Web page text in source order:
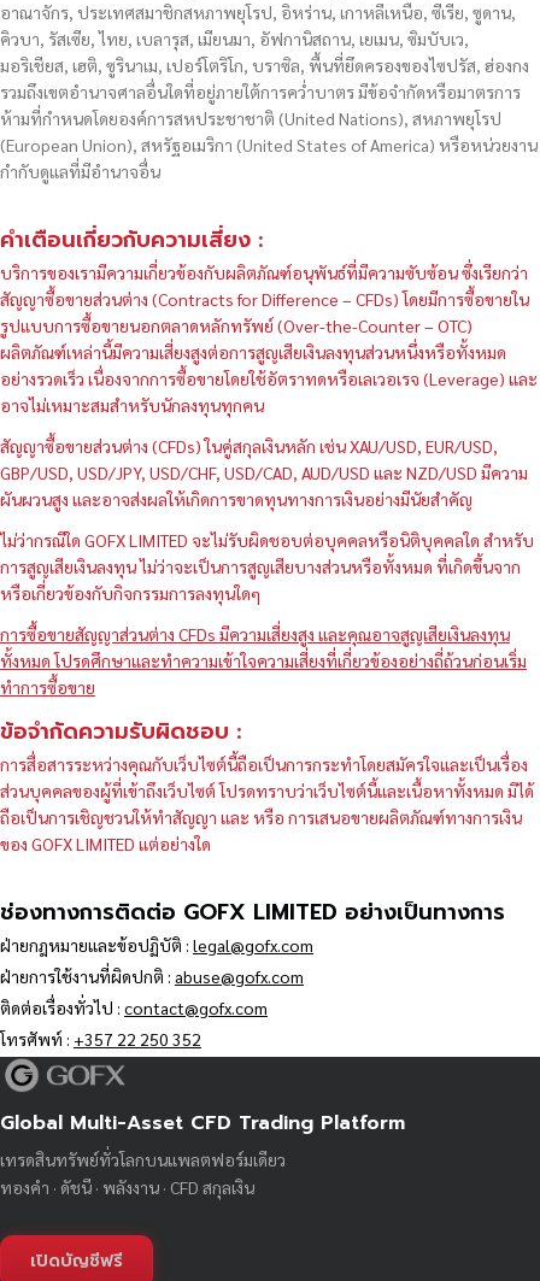
อาณาจักร, ประเทศสมาชิกสหภาพยุโรป, อิหร่าน, เกาหลีเหนือ, ซีเรีย, ซูดาน,
คิวบา, รัสเซีย, ไทย, เบลารุส, เมียนมา, อัฟกานิสถาน, เยเมน, ซิมบับเว,
มอริเชียส, เฮติ, ซูรินาเม, เปอร์โตริโก, บราซิล, พื้นที่ยึดครองของไซปรัส, ฮ่องกง
รวมถึงเขตอำนาจศาลอื่นใดที่อยู่ภายใต้การคว่ำบาตร มีข้อจำกัดหรือมาตรการ
ห้ามที่กำหนดโดยองค์การสหประชาชาติ (United Nations), สหภาพยุโรป
(European Union), สหรัฐอเมริกา (United States of America) หรือหน่วยงาน
กำกับดูแลที่มีอำนาจอื่น
คำเตือนเกี่ยวกับความเสี่ยง :
บริการของเรามีความเกี่ยวข้องกับผลิตภัณฑ์อนุพันธ์ที่มีความซับซ้อน ซึ่งเรียกว่า
สัญญาซื้อขายส่วนต่าง (Contracts for Difference – CFDs) โดยมีการซื้อขายใน
รูปแบบการซื้อขายนอกตลาดหลักทรัพย์ (Over-the-Counter – OTC)
ผลิตภัณฑ์เหล่านี้มีความเสี่ยงสูงต่อการสูญเสียเงินลงทุนส่วนหนึ่งหรือทั้งหมด
อย่างรวดเร็ว เนื่องจากการซื้อขายโดยใช้อัตราทดหรือเลเวอเรจ (Leverage) และ
อาจไม่เหมาะสมสำหรับนักลงทุนทุกคน
สัญญาซื้อขายส่วนต่าง (CFDs) ในคู่สกุลเงินหลัก เช่น XAU/USD, EUR/USD,
GBP/USD, USD/JPY, USD/CHF, USD/CAD, AUD/USD และ NZD/USD มีความ
ผันผวนสูง และอาจส่งผลให้เกิดการขาดทุนทางการเงินอย่างมีนัยสำคัญ
ไม่ว่ากรณีใด GOFX LIMITED จะไม่รับผิดชอบต่อบุคคลหรือนิติบุคคลใด สำหรับ
การสูญเสียเงินลงทุน ไม่ว่าจะเป็นการสูญเสียบางส่วนหรือทั้งหมด ที่เกิดขึ้นจาก
หรือเกี่ยวข้องกับกิจกรรมการลงทุนใดๆ
การซื้อขายสัญญาส่วนต่าง CFDs มีความเสี่ยงสูง และคุณอาจสูญเสียเงินลงทุน
ทั้งหมด โปรดศึกษาและทำความเข้าใจความเสี่ยงที่เกี่ยวข้องอย่างถี่ถ้วนก่อนเริ่ม
ทำการซื้อขาย
ข้อจำกัดความรับผิดชอบ :
การสื่อสารระหว่างคุณกับเว็บไซต์นี้ถือเป็นการกระทำโดยสมัครใจและเป็นเรื่อง
ส่วนบุคคลของผู้ที่เข้าถึงเว็บไซต์ โปรดทราบว่าเว็บไซต์นี้และเนื้อหาทั้งหมด มิได้
ถือเป็นการเชิญชวนให้ทำสัญญา และ หรือ การเสนอขายผลิตภัณฑ์ทางการเงิน
ของ GOFX LIMITED แต่อย่างใด
ช่องทางการติดต่อ GOFX LIMITED อย่างเป็นทางการ
ฝ่ายกฎหมายและข้อปฏิบัติ : legal@gofx.com
ฝ่ายการใช้งานที่ผิดปกติ : abuse@gofx.com
ติดต่อเรื่องทั่วไป : contact@gofx.com
โทรศัพท์ : +357 22 250 352
Global Multi-Asset CFD Trading Platform
เทรดสินทรัพย์ทั่วโลกบนแพลตฟอร์มเดียว
ทองคำ · ดัชนี · พลังงาน · CFD สกุลเงิน
เปิดบัญชีฟรี